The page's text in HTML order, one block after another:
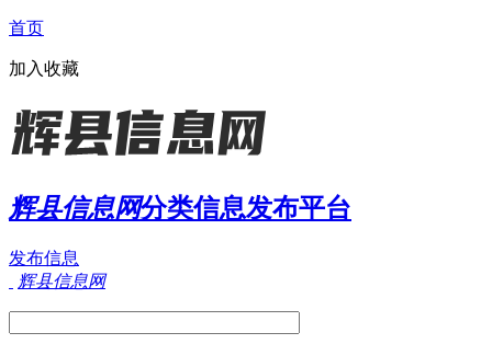
首页
加入收藏
辉县信息网分类信息发布平台
发布信息
辉县信息网